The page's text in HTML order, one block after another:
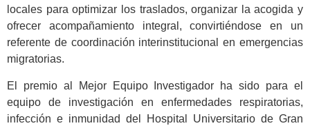
locales para optimizar los traslados, organizar la acogida y
ofrecer acompañamiento integral, convirtiéndose en un
referente de coordinación interinstitucional en emergencias
migratorias.
El premio al Mejor Equipo Investigador ha sido para el
equipo de investigación en enfermedades respiratorias,
infección e inmunidad del Hospital Universitario de Gran